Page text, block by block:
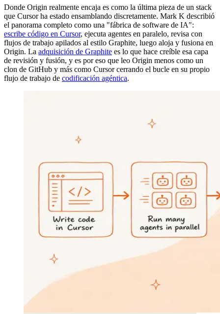
Donde Origin realmente encaja es como la última pieza de un stack
que Cursor ha estado ensamblando discretamente. Mark K describió
el panorama completo como una "fábrica de software de IA":
escribe código en Cursor, ejecuta agentes en paralelo, revisa con
flujos de trabajo apilados al estilo Graphite, luego aloja y fusiona en
Origin. La adquisición de Graphite es lo que hace creíble esa capa
de revisión y fusión, y es por eso que leo Origin menos como un
clon de GitHub y más como Cursor cerrando el bucle en su propio
flujo de trabajo de codificación agéntica.